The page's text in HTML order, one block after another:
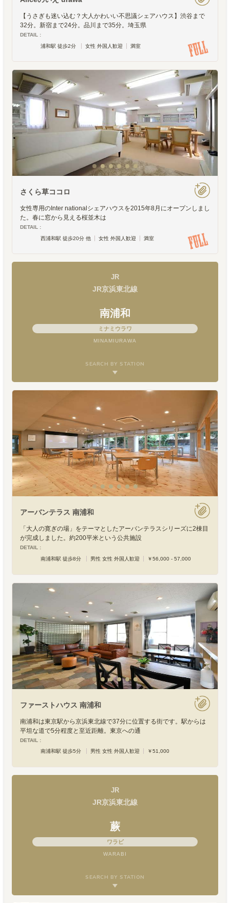
【うさぎも迷い込む？大人かわいい不思議シェアハウス】渋谷まで
32分。新宿まで24分。品川まで35分。埼玉県
DETAIL :
浦和駅 徒歩2分
女性 外国人歓迎 満室
さくら草ココロ
女性専用のInter nationalシェアハウスを2015年8月にオープンしまし
た。春に窓から見える桜並木は
DETAIL :
西浦和駅 徒歩20分 他
女性 外国人歓迎 満室
JR
JR京浜東北線
南浦和
ミナミウラワ
MINAMIURAWA
SEARCH BY STATION
アーバンテラス 南浦和
「大人の寛ぎの場」をテーマとしたアーバンテラスシリーズに2棟目
が完成しました。約200平米という公共施設
DETAIL :
南浦和駅 徒歩8分
男性 女性 外国人歓迎 ￥56,000 - 57,000
ファーストハウス 南浦和
南浦和は東京駅から京浜東北線で37分に位置する街です。駅からは
平坦な道で5分程度と至近距離。東京への通
DETAIL :
南浦和駅 徒歩5分
男性 女性 外国人歓迎 ￥51,000
JR
JR京浜東北線
蕨
ワラビ
WARABI
SEARCH BY STATION